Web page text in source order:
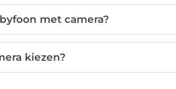
met camera?
kiezen?